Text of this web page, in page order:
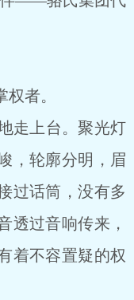
者。
上台。聚光灯
，轮廓分明，眉
过话筒，没有多
透过音响传来，
着不容置疑的权